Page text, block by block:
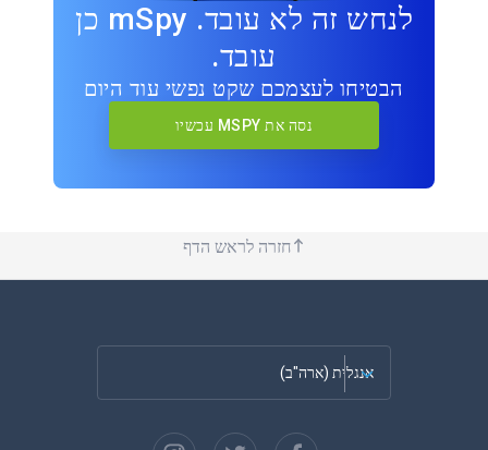
לנחש זה לא עובד. mSpy כן
עובד.
הבטיחו לעצמכם שקט נפשי עוד היום
נסה את MSPY עכשיו
חזרה לראש הדף
אנגלית (ארה"ב)